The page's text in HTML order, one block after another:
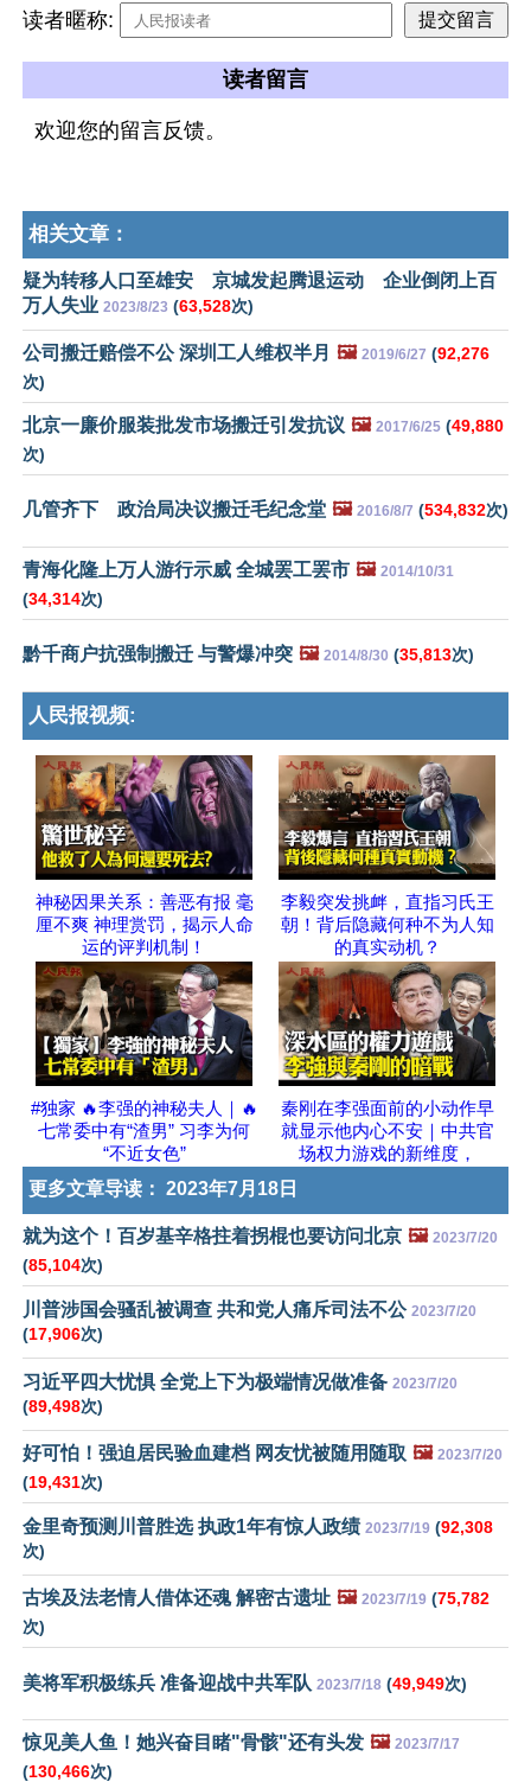
读者暱称:
读者留言
欢迎您的留言反馈。
相关文章：
疑为转移人口至雄安 京城发起腾退运动 企业倒闭上百
万人失业 2023/8/23 (63,528次)
公司搬迁赔偿不公 深圳工人维权半月 🖼️ 2019/6/27 (92,276
次)
北京一廉价服装批发市场搬迁引发抗议 🖼️ 2017/6/25 (49,880
次)
几管齐下 政治局决议搬迁毛纪念堂 🖼️ 2016/8/7 (534,832次)
青海化隆上万人游行示威 全城罢工罢市 🖼️ 2014/10/31
(34,314次)
黔千商户抗强制搬迁 与警爆冲突 🖼️ 2014/8/30 (35,813次)
人民报视频:
神秘因果关系：善恶有报 毫
厘不爽 神理赏罚，揭示人命
运的评判机制！
李毅突发挑衅，直指习氏王
朝！背后隐藏何种不为人知
的真实动机？
#独家 🔥李强的神秘夫人｜🔥
七常委中有“渣男” 习李为何
“不近女色”
秦刚在李强面前的小动作早
就显示他内心不安｜中共官
场权力游戏的新维度，
更多文章导读： 2023年7月18日
就为这个！百岁基辛格拄着拐棍也要访问北京 🖼️ 2023/7/20
(85,104次)
川普涉国会骚乱被调查 共和党人痛斥司法不公 2023/7/20
(17,906次)
习近平四大忧惧 全党上下为极端情况做准备 2023/7/20
(89,498次)
好可怕！强迫居民验血建档 网友忧被随用随取 🖼️ 2023/7/20
(19,431次)
金里奇预测川普胜选 执政1年有惊人政绩 2023/7/19 (92,308
次)
古埃及法老情人借体还魂 解密古遗址 🖼️ 2023/7/19 (75,782
次)
美将军积极练兵 准备迎战中共军队 2023/7/18 (49,949次)
惊见美人鱼！她兴奋目睹"骨骸"还有头发 🖼️ 2023/7/17
(130,466次)